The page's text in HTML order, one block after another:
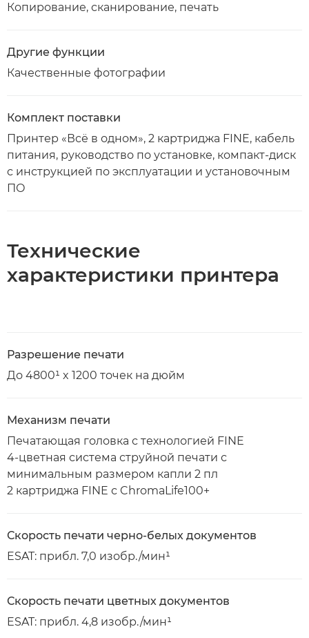
Копирование, сканирование, печать
Другие функции
Качественные фотографии
Комплект поставки
Принтер «Всё в одном», 2 картриджа FINE, кабель
питания, руководство по установке, компакт-диск
с инструкцией по эксплуатации и установочным
ПО
Технические
характеристики принтера
Разрешение печати
До 4800¹ x 1200 точек на дюйм
Механизм печати
Печатающая головка с технологией FINE
4-цветная система струйной печати с
минимальным размером капли 2 пл
2 картриджа FINE с ChromaLife100+
Скорость печати черно-белых документов
ESAT: прибл. 7,0 изобр./мин¹
Скорость печати цветных документов
ESAT: прибл. 4,8 изобр./мин¹